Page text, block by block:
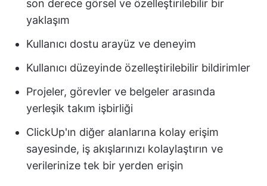
son derece görsel ve özelleştirilebilir bir
yaklaşım
Kullanıcı dostu arayüz ve deneyim
Kullanıcı düzeyinde özelleştirilebilir bildirimler
Projeler, görevler ve belgeler arasında
yerleşik takım işbirliği
ClickUp'ın diğer alanlarına kolay erişim
sayesinde, iş akışlarınızı kolaylaştırın ve
verilerinize tek bir yerden erişin